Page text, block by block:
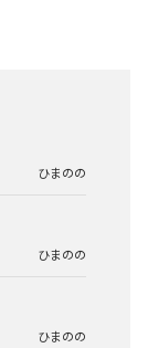
ひまのの
ひまのの
ひまのの